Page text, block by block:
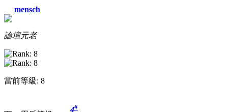
mensch
論壇元老
當前等級: 8
4#